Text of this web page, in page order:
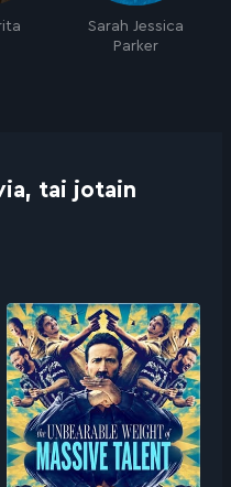
Sarah Jessica
Parker
tai jotain